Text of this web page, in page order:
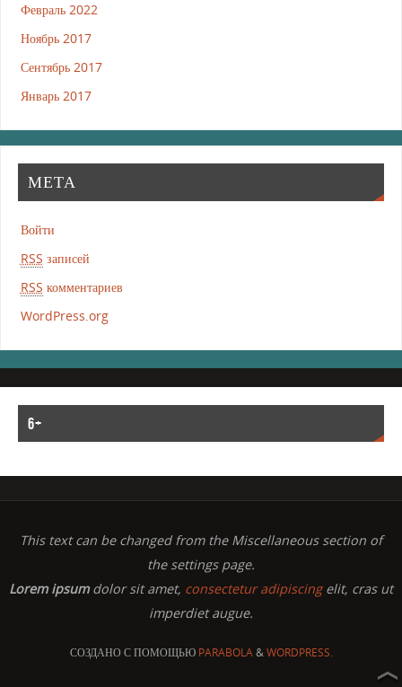
Февраль 2022
Ноябрь 2017
Сентябрь 2017
Январь 2017
МЕТА
Войти
RSS записей
RSS комментариев
WordPress.org
6+
This text can be changed from the Miscellaneous section of
the settings page.
Lorem ipsumdolor sit amet, consectetur adipiscingelit, cras ut
imperdiet augue.
СОЗДАНО С ПОМОЩЬЮ PARABOLA&WORDPRESS.